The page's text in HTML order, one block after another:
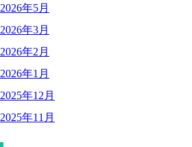
2026年5月
2026年3月
2026年2月
2026年1月
2025年12月
2025年11月